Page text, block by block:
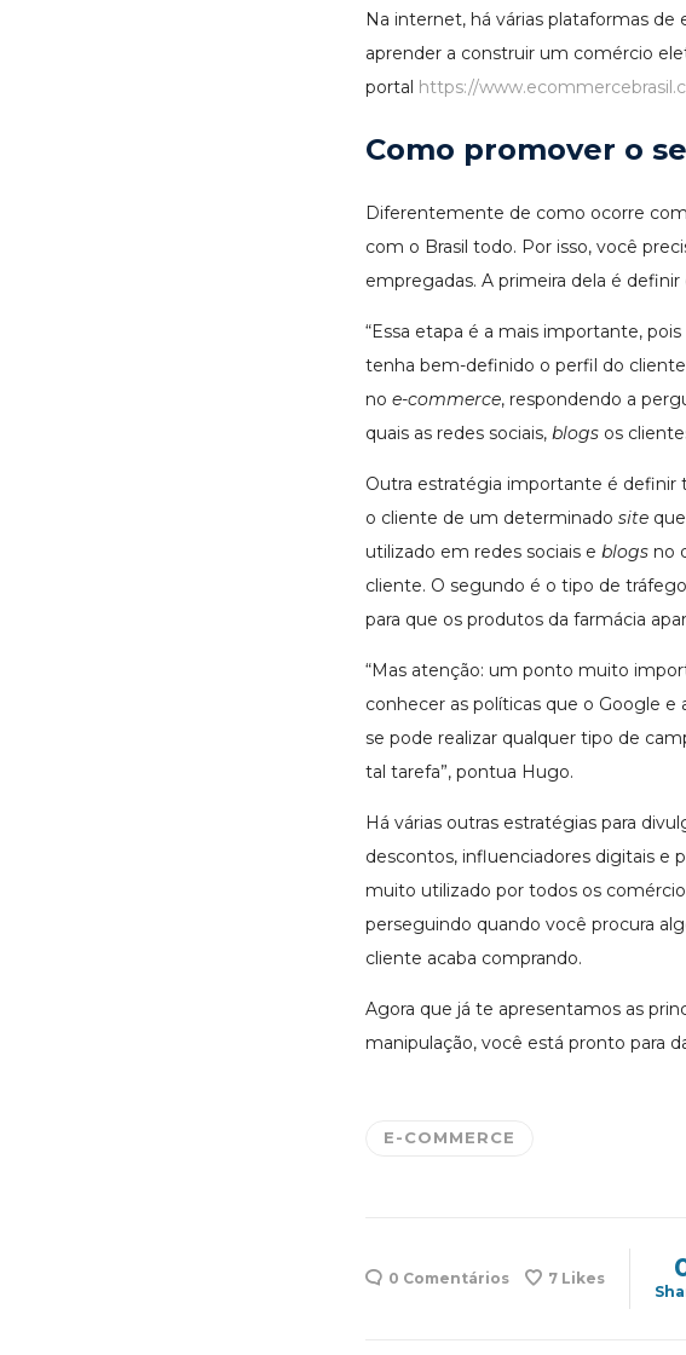
Na internet, há várias plataformas de
aprender a construir um comércio
portal https://
Como promover o
Diferentemente de como ocorre
com o Brasil todo. Por isso, você
empregadas. A primeira dela é
“Essa etapa é a mais importante,
tenha bem-definido o perfil do
no e-commerce, respondendo a
quais as redes sociais, blogs os
Outra estratégia importante é definir
o cliente de um determinado site
utilizado em redes sociais e blogs no
cliente. O segundo é o tipo de
para que os produtos da farmácia
“Mas atenção: um ponto muito
conhecer as políticas que o Google e
se pode realizar qualquer tipo de
tal tarefa”, pontua Hugo.
Há várias outras estratégias para
descontos, influenciadores digitais e
muito utilizado por todos os
perseguindo quando você procura
cliente acaba comprando.
Agora que já te apresentamos as
manipulação, você está pronto para
E-COMMERCE
0 Comentários 7 Likes